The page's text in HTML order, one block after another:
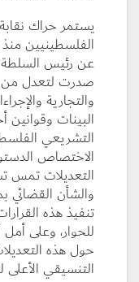
يستمر حراك
الفلسطينيين
عن رئيس السلطة
صدرت لتعدل من
والتجارية
البينات
التشريعي
الاختصاص
التعديلات تمس
والشأن
تنفيذ هذه
للحوار، وعلى
حول هذه
التنسيقي الأعلى